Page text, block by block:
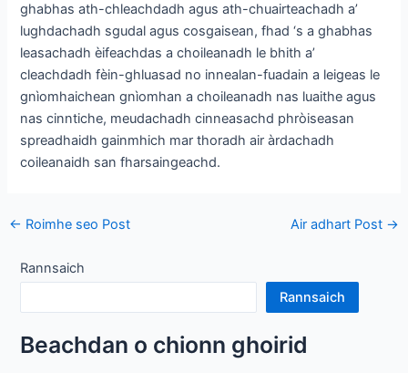
ghabhas ath-chleachdadh agus ath-chuairteachadh a’
lughdachadh sgudal agus cosgaisean, fhad ‘s a ghabhas
leasachadh èifeachdas a choileanadh le bhith a’
cleachdadh fèin-ghluasad no innealan-fuadain a leigeas le
gnìomhaichean gnìomhan a choileanadh nas luaithe agus
nas cinntiche, meudachadh cinneasachd phròiseasan
spreadhaidh gainmhich mar thoradh air àrdachadh
coileanaidh san fharsaingeachd.
Drivision
← Roimhe seo Post Air adhart Post →
Rannsaich
Rannsaich
Beachdan o chionn ghoirid